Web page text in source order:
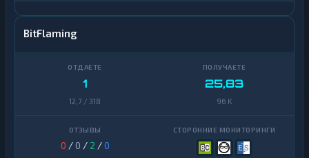
BitFlaming
1
12,7 / 318
25,83
96 K
0 / 0 / 2 /0